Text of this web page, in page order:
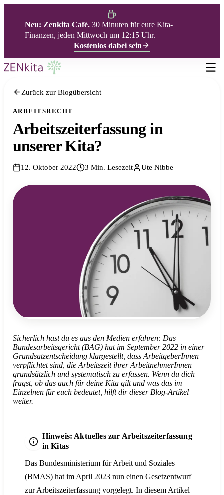
Neu: Zenkita Café.30 Minuten für eure Kita-
Finanzen, jeden Mittwoch um 12:15 Uhr.
Kostenlos dabei sein
Zurück zur Blogübersicht
ARBEITSRECHT
Arbeitszeiterfassung in
unserer Kita?
12. Oktober 2022 3 Min. Lesezeit Ute Nibbe
Sicherlich hast du es aus den Medien erfahren: Das
Bundesarbeitsgericht (BAG) hat im September 2022 in einer
Grundsatzentscheidung klargestellt, dass ArbeitgeberInnen
verpflichtet sind, die Arbeitszeit ihrer ArbeitnehmerInnen
grundsätzlich und systematisch zu erfassen. Wenn du dich
fragst, ob das auch für deine Kita gilt und was das im
Einzelnen für euch bedeutet, hilft dir dieser Blog-Artikel
weiter.
Hinweis: Aktuelles zur Arbeitszeiterfassung
in Kitas
Das Bundesministerium für Arbeit und Soziales
(BMAS) hat im April 2023 nun einen Gesetzentwurf
zur Arbeitszeiterfassung vorgelegt. In diesem Artikel